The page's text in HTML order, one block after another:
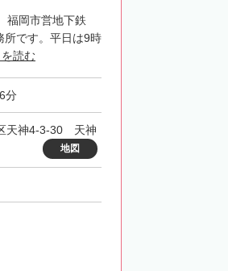
福岡市営地下鉄
所です。平日は9時
読む
分
天神4-3-30 天神
地図